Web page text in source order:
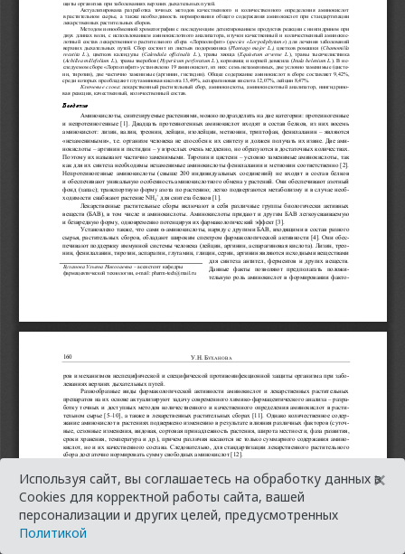
Используя сайт, вы соглашаетесь на обработку данных в
Cookies для корректной работы сайта, вашей
персонализации и других целей, предусмотренных
Политикой
×